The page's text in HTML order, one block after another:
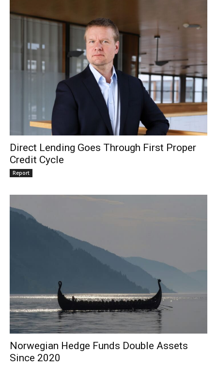
Direct Lending Goes Through First Proper
Credit Cycle
Report
Norwegian Hedge Funds Double Assets
Since 2020